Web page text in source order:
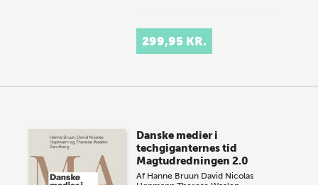
299,95 KR.
Danske medier i
techgiganternes tid
Magtudredningen 2.0
Af Hanne Bruun David Nicolas